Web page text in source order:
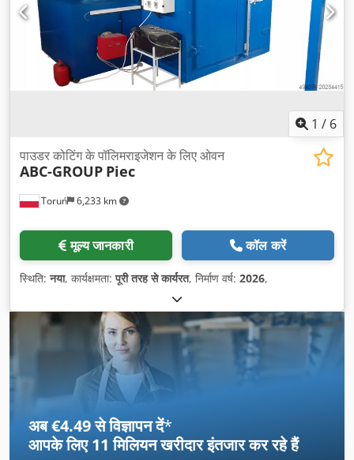
1 / 6
Toruń 6,233 km
पाउडर कोटिंग के पॉलिमराइजेशन के लिए ओवन
ABC-GROUP Piec
मूल्य जानकारी कॉल करें
स्थिति:नया, कार्यक्षमता:पूरी तरह से कार्यरत, निर्माण वर्ष: 2026,
अब €4.49 से विज्ञापन दें*
आपके लिए11 मिलियन खरीदारइंतजार कर रहे हैं